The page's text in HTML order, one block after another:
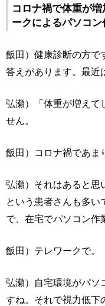
コロナ禍で体重が
ークによるパソコ
飯田）健康診断の方で
答えがあります。最近
弘瀬）「体重が増えて
せん。
飯田）コロナ禍であま
弘瀬）それはあると思
という患者さんも多い
で、在宅でパソコン作
飯田）テレワークで。
弘瀬）自宅環境がパソ
すね。それで視力低下